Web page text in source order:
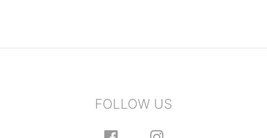
FOLLOW US